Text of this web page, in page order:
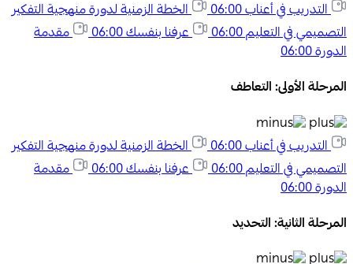
التدريب في أعناب06:00
الخطة الزمنية لدورة منهجية التفكير
التصميمي في التعليم06:00 عرفنا بنفسك06:00
مقدمة
الدورة06:00
المرحلة الأولى: التعاطف
التدريب في أعناب06:00
الخطة الزمنية لدورة منهجية التفكير
التصميمي في التعليم06:00 عرفنا بنفسك06:00
مقدمة
الدورة06:00
المرحلة الثانية: التحديد